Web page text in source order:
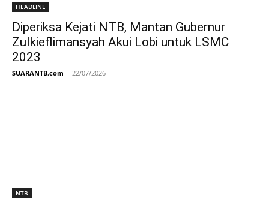
HEADLINE
Diperiksa Kejati NTB, Mantan Gubernur
Zulkieflimansyah Akui Lobi untuk LSMC
2023
SUARANTB.com - 22/07/2026
NTB